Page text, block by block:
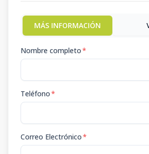
MÁS INFORMACIÓN
Nombre completo*
Teléfono*
Correo Electrónico*